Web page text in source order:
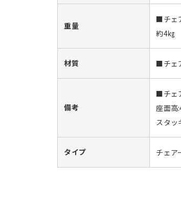
重量
■チェ
約4㎏
材質 ■チェ
備考
■チェ
座面高
スタッ
タイプ チェア